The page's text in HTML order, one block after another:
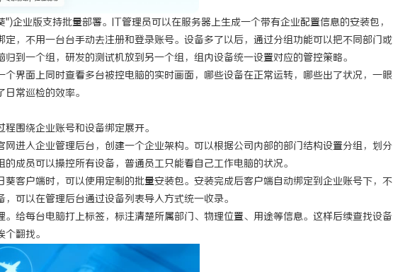
")企业版支持批量部署。IT管理员可以在服务器上生成一个带有企业配置信息的安装包，
，不用一台台手动去注册和登录账号。设备多了以后，通过分组功能可以把不同部门或
到一个组，研发的测试机放到另一个组，组内设备统一设置对应的管控策略。
界面上同时查看多台被控电脑的实时画面，哪些设备在正常运转，哪些出了状况，一眼
常巡检的效率。
围绕企业账号和设备绑定展开。
进入企业管理后台，创建一个企业架构。可以根据公司内部的部门结构设置分组，划分
成员可以操控所有设备，普通员工只能看自己工作电脑的状况。
客户端时，可以使用定制的批量安装包。安装完成后客户端自动绑定到企业账号下，不
可以在管理后台通过设备列表导入方式统一收录。
给每台电脑打上标签，标注清楚所属部门、物理位置、用途等信息。这样后续查找设备
翻找。